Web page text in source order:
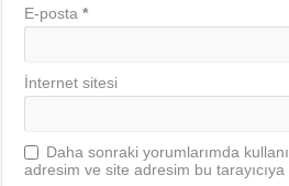
E-posta*
İnternet sitesi
Daha sonraki yorumlarımda
adresim ve site adresim bu tarayıcıya